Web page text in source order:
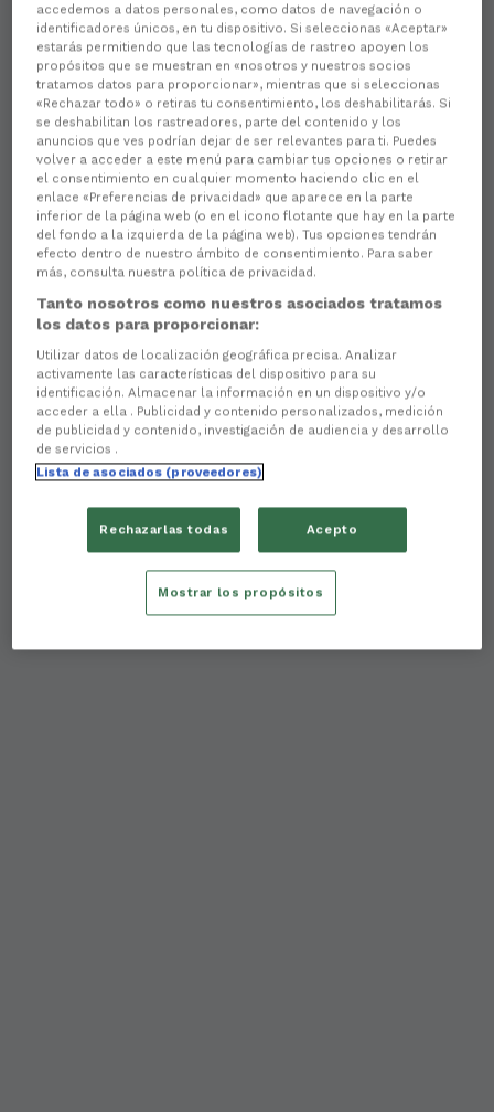
accedemos a datos personales, como datos de navegación o
identificadores únicos, en tu dispositivo. Si seleccionas «Aceptar»
estarás permitiendo que las tecnologías de rastreo apoyen los
propósitos que se muestran en «nosotros y nuestros socios
tratamos datos para proporcionar», mientras que si seleccionas
«Rechazar todo» o retiras tu consentimiento, los deshabilitarás. Si
se deshabilitan los rastreadores, parte del contenido y los
anuncios que ves podrían dejar de ser relevantes para ti. Puedes
volver a acceder a este menú para cambiar tus opciones o retirar
el consentimiento en cualquier momento haciendo clic en el
enlace «Preferencias de privacidad» que aparece en la parte
inferior de la página web (o en el icono flotante que hay en la parte
del fondo a la izquierda de la página web). Tus opciones tendrán
efecto dentro de nuestro ámbito de consentimiento. Para saber
más, consulta nuestra política de privacidad.
Tanto nosotros como nuestros asociados tratamos
los datos para proporcionar:
Utilizar datos de localización geográfica precisa. Analizar
activamente las características del dispositivo para su
identificación. Almacenar la información en un dispositivo y/o
acceder a ella . Publicidad y contenido personalizados, medición
de publicidad y contenido, investigación de audiencia y desarrollo
de servicios .
Lista de asociados (proveedores)
Rechazarlas todas Acepto
Mostrar los propósitos